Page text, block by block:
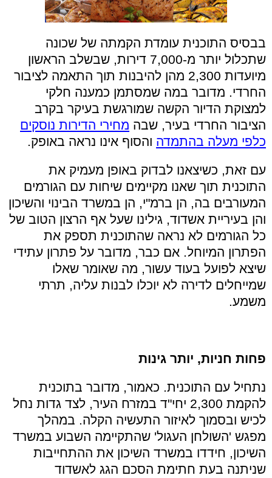
בבסיס התוכנית עומדת הקמתה של שכונה
שתכלול יותר מ-7,000 דירות, שבשלב הראשון
מיועדות 2,300 מהן להיבנות תוך התאמה לציבור
החרדי. מדובר במה שמסתמן כמענה חלקי
למצוקת הדיור הקשה שמורגשת בעיקר בקרב
הציבור החרדי בעיר, שבה מחירי הדירות נוסקים
כלפי מעלה בהתמדה והסוף אינו נראה באופק.
עם זאת, כשיצאנו לבדוק באופן מעמיק את
התוכנית תוך שאנו מקיימים שיחות עם הגורמים
המעורבים בה, הן ברמ"י, הן במשרד הבינוי והשיכון
והן בעיריית אשדוד, גילינו שעל אף הרצון הטוב של
כל הגורמים לא נראה שהתוכנית תספק את
הפתרון המיוחל. אם כבר, מדובר על פתרון עתידי
שיצא לפועל בעוד עשור, מה שאומר שאלו
שמייחלים לדירה לא יוכלו לבנות עליה, תרתי
משמע.
פחות חניות, יותר גינות
נתחיל עם התוכנית. כאמור, מדובר בתוכנית
להקמת 2,300 יחי"ד במזרח העיר, לצד גדות נחל
לכיש ובסמוך לאיזור התעשיה הקלה. במהלך
מפגש 'השולחן העגול' שהתקיימה השבוע במשרד
השיכון, חידדו במשרד השיכון את ההתחייבות
שניתנה בעת חתימת הסכם הגג לאשדוד